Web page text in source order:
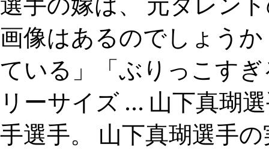
画像はあるのでしょう
ている」「ぶりっこす
リーサイズ ... 山下真瑚
手選手。 山下真瑚選手